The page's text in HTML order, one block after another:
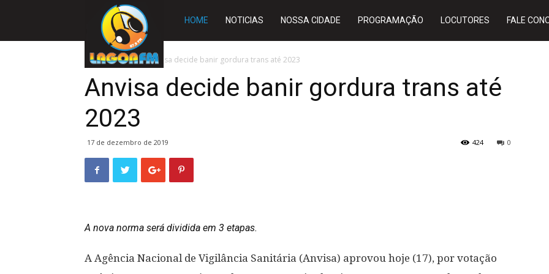
Rádio
Lagoa
FM
HOME NOTICIAS NOSSA CIDADE PROGRAMAÇÃO LOCUTORES FALE
Início BRASIL Anvisa decide banir gordura trans até 2023
Anvisa decide banir gordura trans até
2023
17 de dezembro de 2019 0
424
A nova norma será dividida em 3 etapas.
A Agência Nacional de Vigilância Sanitária (Anvisa) aprovou hoje (17), por votação